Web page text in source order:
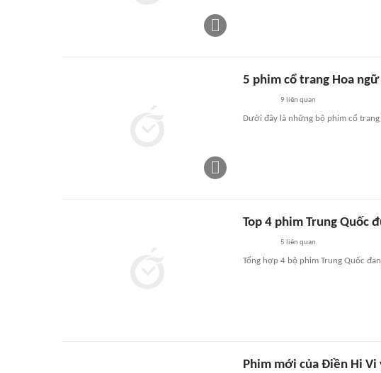
5 phim cổ trang Hoa
9 liên quan
Dưới đây là những bộ phim cổ
Top 4 phim Trung Quốc
5 liên quan
Tổng hợp 4 bộ phim Trung Quốc
Phim mới của Điền Hi Vi